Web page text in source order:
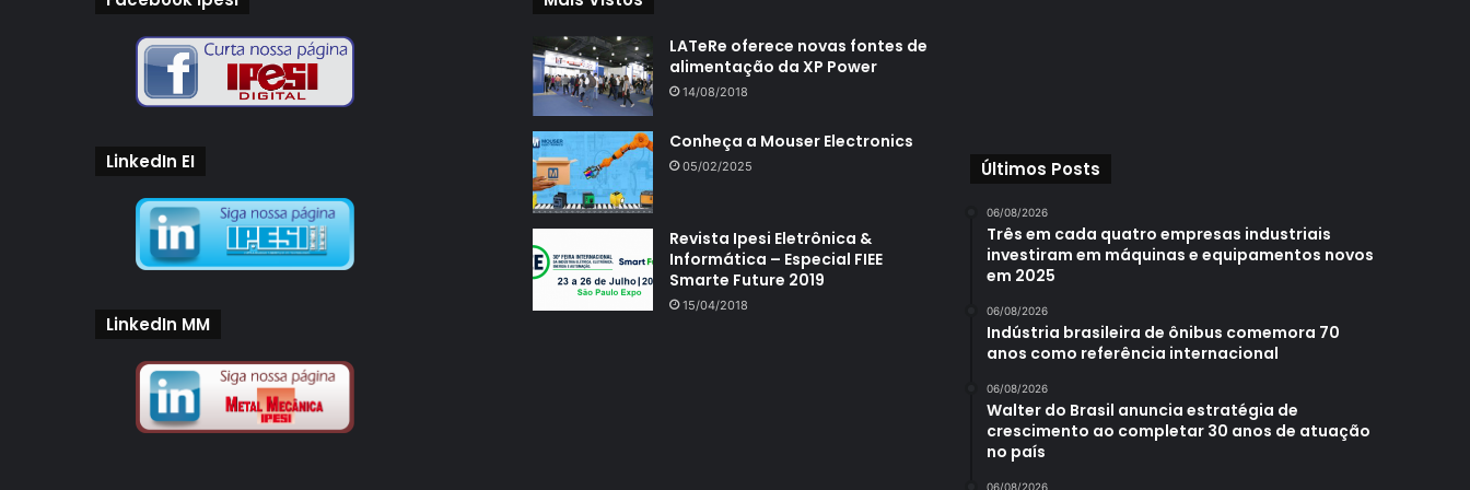
LinkedIn EI
LinkedIn MM
LATeRe oferece novas fontes de
alimentação da XP Power
14/08/2018
Conheça a Mouser Electronics
05/02/2025
Revista Ipesi Eletrônica &
Informática – Especial FIEE
Smarte Future 2019
15/04/2018
Últimos Posts
06/08/2026
Três em cada quatro empresas industriais
investiram em máquinas e equipamentos novos
em 2025
06/08/2026
Indústria brasileira de ônibus comemora 70
anos como referência internacional
06/08/2026
Walter do Brasil anuncia estratégia de
crescimento ao completar 30 anos de atuação
no país
06/08/2026